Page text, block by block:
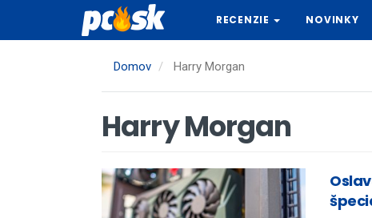
hlavný
RECENZIE NOVINKY
Domov Harry Morgan
Harry Morgan